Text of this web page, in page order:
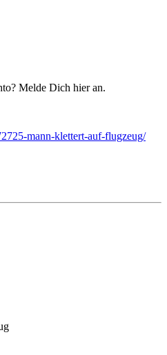
Melde Dich hier an.
mann-klettert-auf-flugzeug/